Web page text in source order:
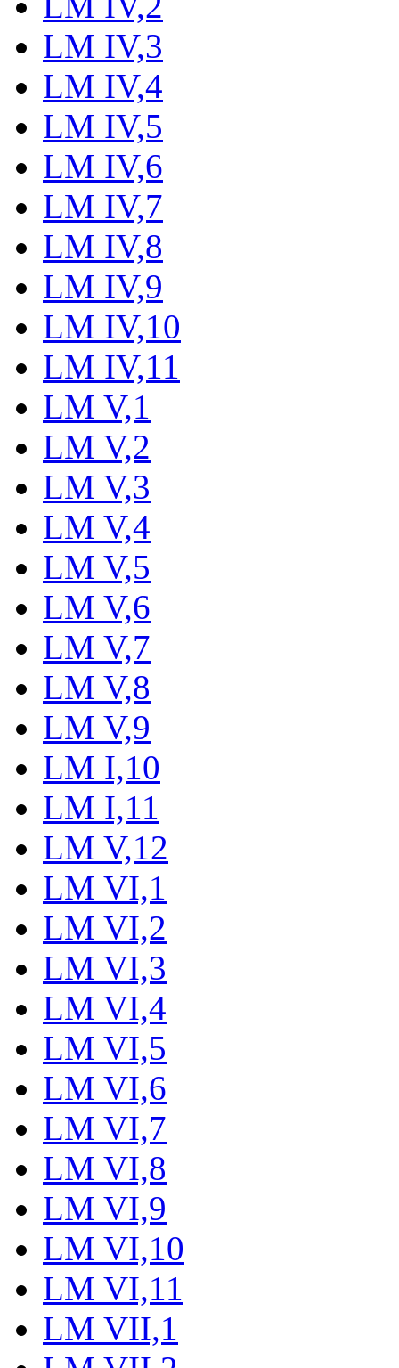
LM IV,3
LM IV,4
LM IV,5
LM IV,6
LM IV,7
LM IV,8
LM IV,9
LM IV,10
LM IV,11
LM V,1
LM V,2
LM V,3
LM V,4
LM V,5
LM V,6
LM V,7
LM V,8
LM V,9
LM I,10
LM I,11
LM V,12
LM VI,1
LM VI,2
LM VI,3
LM VI,4
LM VI,5
LM VI,6
LM VI,7
LM VI,8
LM VI,9
LM VI,10
LM VI,11
LM VII,1